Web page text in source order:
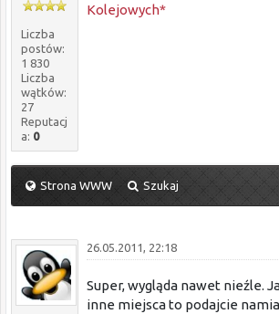
Liczba
postów:
1 830
Liczba
wątków:
27
Reputacj
a: 0
Kolejowych*
Strona WWW Szukaj
26.05.2011, 22:18
Super, wygląda nawet nieźle.
inne miejsca to podajcie